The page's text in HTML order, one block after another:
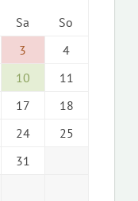
Sa
So
3
4
10
11
17
18
24
25
31